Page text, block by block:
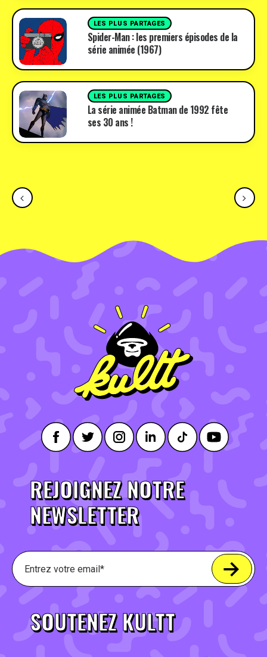
LES PLUS PARTAGES
Spider-Man : les premiers épisodes de la
série animée (1967)
LES PLUS PARTAGES
La série animée Batman de 1992 fête
ses 30 ans !
REJOIGNEZ NOTRE
NEWSLETTER
SOUTENEZ KULTT